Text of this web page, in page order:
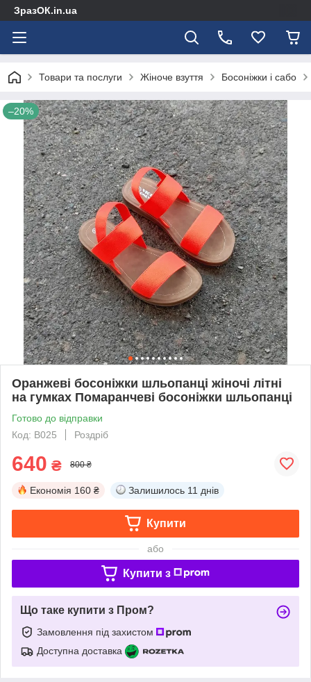
ЗразОК.in.ua
Товари та послуги Жіноче взуття Босоніжки і сабо
–20%
Оранжеві босоніжки шльопанці жіночі літні
на гумках Помаранчеві босоніжки шльопанці
Готово до відправки
Код: B025
Роздріб
640 ₴ 800 ₴
Економія 160 ₴ Залишилось 11 днів
Купити
або
Купити з
Що таке купити з Пром?
Замовлення під захистом
Доступна доставка